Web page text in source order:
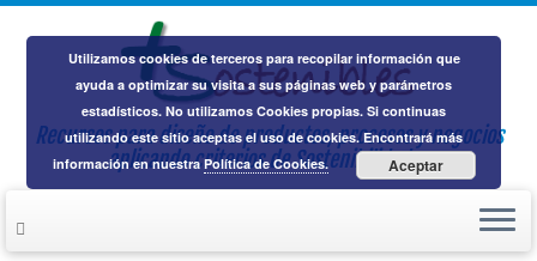
Recursos para diseño de productos, procesos y negocios
aplicandocriterios de Sostenibilidad
Utilizamos cookies de terceros para recopilar información que
ayuda a optimizar su visita a sus páginas web y parámetros
estadísticos. No utilizamos Cookies propias. Si continuas
utilizando este sitio aceptas el uso de cookies. Encontrará más
información en nuestraPolítica de Cookies. Aceptar